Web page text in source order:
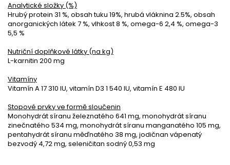
Analytické složky (%)
Hrubý protein 31 %, obsah tuku 19%, hrubá vláknina 2.5%, obsah
anorganických látek 7 %, vlhkost 8 %, omega-6 2,4 %, omega-3
5,5 %
Nutriční doplňkové látky (na kg)
L-karnitin 200 mg
Vitamíny
Vitamín A 17 310 IU, vitamín D3 1 540 IU, vitamín E 480 IU
Stopové prvky ve formě sloučenin
Monohydrát síranu železnatého 641 mg, monohydrát síranu
zinečnatého 534 mg, monohydrát síranu manganatého 105 mg,
pentahydrát síranu měďnatého 38 mg, jodičnan vápenatý
bezvodý 4,72 mg, seleničitan sodný 0,53 mg